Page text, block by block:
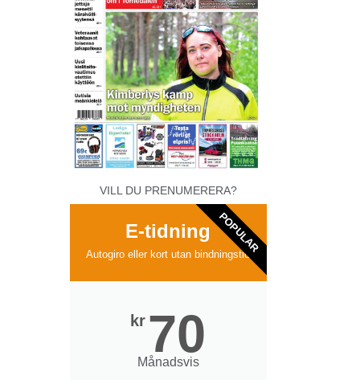
VILL DU PRENUMERERA?
E-tidning
Autogiro eller kort utan bindningstid
kr 70
Månadsvis
POPULAR